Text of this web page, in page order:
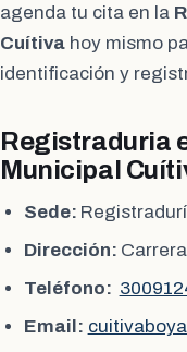
agenda tu cita en la
Cuítiva hoy mismo
identificación y
Registraduria
Municipal
Sede:
Dirección:
Teléfono:
Email: